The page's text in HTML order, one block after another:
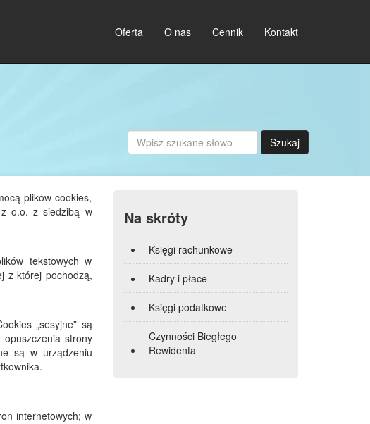
Oferta O nas Cennik Kontakt
Szukaj
plików cookies,
z o.o. z siedzibą w
tekstowych w
z której pochodzą,
„sesyjne” są
strony
są w urządzeniu
internetowych; w
Na skróty
Księgi rachunkowe
Kadry i płace
Księgi podatkowe
Czynności Biegłego
Rewidenta